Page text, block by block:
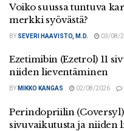
Voiko suussa tuntuva
merkki syövästä?
BY SEVERI HAAVISTO, M.D. 03/08/
Ezetimibin (Ezetrol) 11
niiden lieventäminen
BY MIKKO KANGAS 02/08/2026
Perindopriilin (Coversyl)
sivuvaikutusta ja niiden